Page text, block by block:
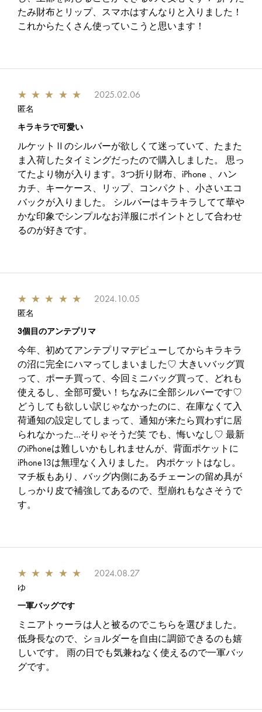
たみ財布とリップ、スマホはすんなりと入りました！
これからたくさん使っていこうと思います！
★ ★ ★ ★ ★ 2025.02.06
匿名
キラキラで可愛い
ルケットⅡのシルバーが欲しくて迷っていて、たまた
ま入荷したタイミングだったので購入しました。 思っ
てたより物が入ります。3つ折り財布、iPhone 、ハン
カチ、キーケース、リップ、コンパクト、小さいエコ
バックが入りました。 シルバーはキラキラしてて華や
かな印象でシンプルなお洋服にポイントとして合わせ
るのが好きです。
★ ★ ★ ★ ★ 2024.10.05
匿名
3個目のアンテプリマ
今年、初めてアンテプリマデビューしてからキラキラ
の沼に完全にハマってしまいました♡ 大きいバッグ買
って、ポーチ買って、今回ミニバッグ買って、どれも
使えるし、全部可愛い！ちなみに全部シルバーです♡
どうしても欲しい訳じゃなかったのに、在庫なくて入
荷通知の設定してしまって、通知が来たら買わずに居
られなかった…そりゃそうだ笑 でも、悔いなし♡ 最新
のiPhoneは難しいかもしれませんが、背面ポケットに
iPhone13は無理なく入りました。 内ポケットはなし。
マチ板もあり、バッグ内側にあるチェーンの留め具が
しっかり皮で補強してあるので、型崩れもなさそうで
す。
★ ★ ★ ★ ★ 2024.08.27
ゆ
一軍バッグです
ミニアトゥーラは人と被るのでこちらを選びました。
低身長なので、ショルダーを自由に調節できるのも嬉
しいです。 雨の日でも気兼ねなく使えるので一軍バッ
グです。